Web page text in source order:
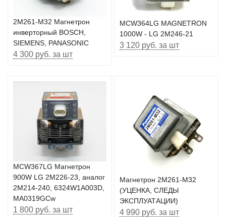
2M261-M32 Магнетрон
инверторный BOSCH,
SIEMENS, PANASONIC
4 300 руб. за шт
MCW364LG MAGNETRON
1000W - LG 2M246-21
3 120 руб. за шт
MCW367LG Магнетрон
900W LG 2M226-23, аналог
2M214-240, 6324W1A003D,
MA0319GCw
1 800 руб. за шт
Магнетрон 2M261-M32
(УЦЕНКА, СЛЕДЫ
ЭКСПЛУАТАЦИИ)
4 990 руб. за шт